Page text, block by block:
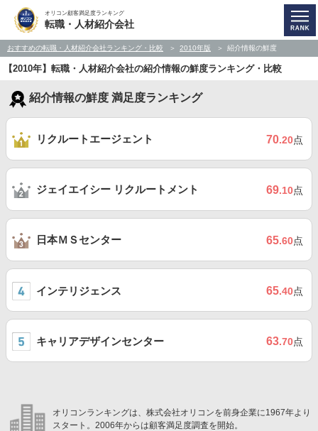
オリコン顧客満足度ランキング
転職・人材紹介会社
おすすめの転職・人材紹介会社ランキング・比較 2010年版 紹介情報の鮮度
【2010年】転職・人材紹介会社の紹介情報の鮮度ランキング・比較
紹介情報の鮮度 満足度ランキング
リクルートエージェント 70.20点
ジェイエイシー リクルートメント 69.10点
日本ＭＳセンター 65.60点
インテリジェンス 65.40点
キャリアデザインセンター 63.70点
オリコンランキングは、株式会社オリコンを前身企業に1967年より
スタート。2006年からは顧客満足度調査を開始。